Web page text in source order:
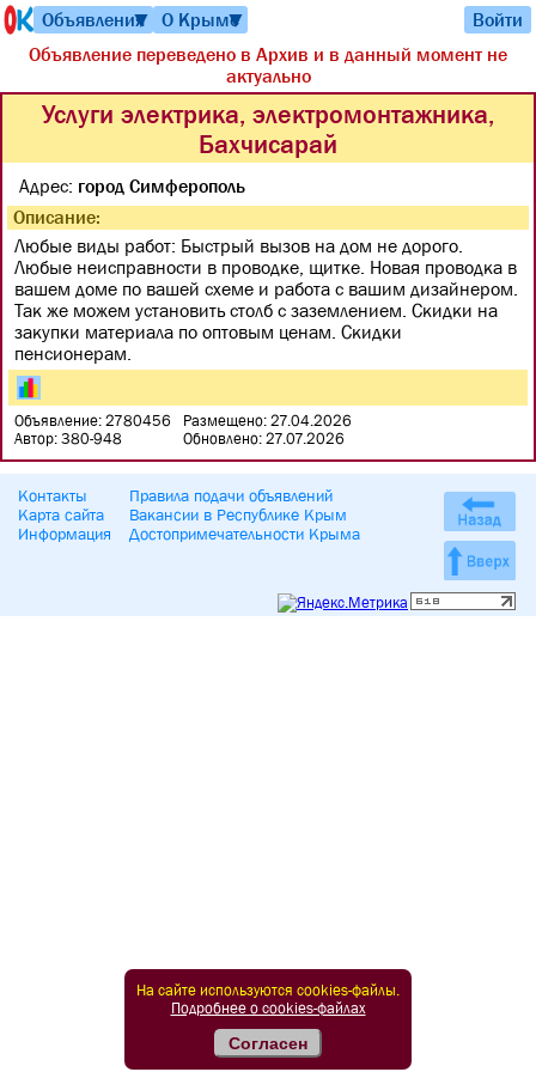
Объявления
▼ О Крыме
▼
Войти
Объявление переведено в Архив и в данный момент не
актуально
Услуги электрика, электромонтажника,
Бахчисарай
Адрес: город Симферополь
Описание:
Любые виды работ: Быстрый вызов на дом не дорого.
Любые неисправности в проводке, щитке. Новая проводка в
вашем доме по вашей схеме и работа с вашим дизайнером.
Так же можем установить столб с заземлением. Скидки на
закупки материала по оптовым ценам. Скидки
пенсионерам.
Объявление: 2780456
Автор: 380-948
Размещено: 27.04.2026
Обновлено: 27.07.2026
Контакты
Карта сайта
Информация
Правила подачи объявлений
Вакансии в Республике Крым
Достопримечательности Крыма
На сайте используются cookies-файлы.
Подробнее о cookies-файлах
Согласен